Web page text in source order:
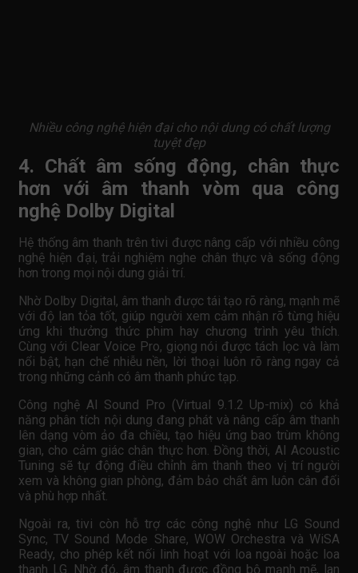
Nhiều công nghệ hiện đại cho nội dung có chất lượng
tuyệt đẹp
4. Chất âm sống động, chân thực
hơn với âm thanh vòm qua công
nghệ Dolby Digital
Hệ thống âm thanh trên tivi được nâng cấp với nhiều công
nghệ hiện đại, trải nghiệm nghe chân thực và sống động
hơn trong mọi nội dung giải trí.
Nhờ Dolby Digital, âm thanh được tái tạo rõ ràng, mạnh mẽ
với độ lan tỏa tốt, giúp người xem cảm nhận rõ từng hiệu
ứng khi thưởng thức phim hay chương trình yêu thích.
Cùng với Clear Voice Pro, giọng nói được tách lọc và làm
nổi bật, hạn chế nhiễu nền, lời thoại luôn rõ ràng ngay cả
trong những cảnh có âm thanh phức tạp.
Công nghệ AI Sound Pro (Virtual 9.1.2 Up-mix) có khả
năng phân tích nội dung đang phát và nâng cấp âm thanh
lên dạng vòm ảo đa chiều, tạo hiệu ứng bao trùm không
gian, cho cảm giác chân thực hơn. Đồng thời, AI Acoustic
Tuning sẽ tự động điều chỉnh âm thanh theo vị trí người
xem và không gian phòng, đảm bảo chất âm luôn cân đối
và phù hợp nhất.
Ngoài ra, tivi còn hỗ trợ các công nghệ như LG Sound
Sync, TV Sound Mode Share, WOW Orchestra và WiSA
Ready, cho phép kết nối linh hoạt với loa ngoài hoặc loa
thanh LG. Nhờ đó, âm thanh được đồng bộ mạnh mẽ, lan